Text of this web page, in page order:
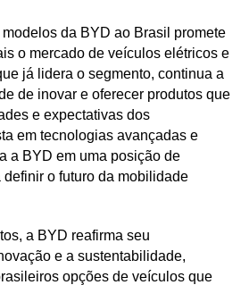
da BYD ao Brasil promete
o mercado de veículos elétricos e
já lidera o segmento, continua a
de inovar e oferecer produtos que
e expectativas dos
em tecnologias avançadas e
a BYD em uma posição de
o futuro da mobilidade
a BYD reafirma seu
e a sustentabilidade,
opções de veículos que